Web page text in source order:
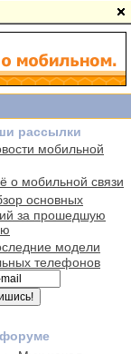
рассылки
мобильной
о мобильной связи
основных
за прошедшую
модели
телефонов